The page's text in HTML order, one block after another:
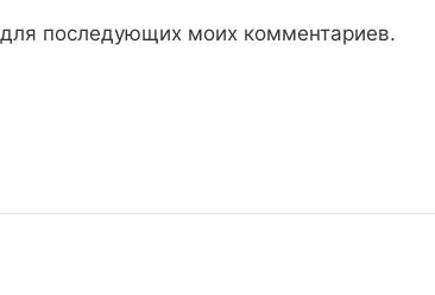
последующих моих комментариев.